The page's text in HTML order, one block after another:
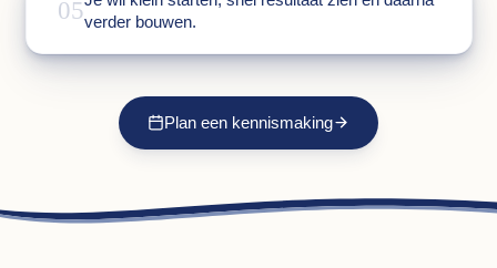
05verder bouwen.
Plan een kennismaking